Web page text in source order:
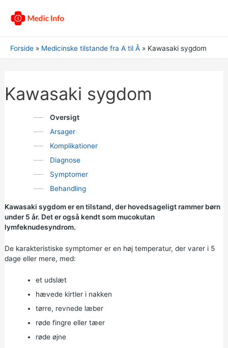
Forside Medicinske tilstande fra A til Å Kawasaki sygdom
Kawasaki sygdom
Oversigt
Arsager
Komplikationer
Diagnose
Symptomer
Behandling
Kawasaki sygdom er en tilstand, der hovedsageligt rammer børn
under 5 år. Det er også kendt som mucokutan
lymfeknudesyndrom.
De karakteristiske symptomer er en høj temperatur, der varer i 5
dage eller mere, med:
et udslæt
hævede kirtler i nakken
tørre, revnede læber
røde fingre eller tæer
røde øjne